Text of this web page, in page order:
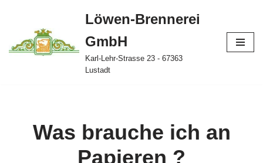
Inhalt
springen
Löwen-Brennerei
GmbH
Karl-Lehr-Strasse 23 - 67363
Lustadt
Was brauche ich an
Papieren ?